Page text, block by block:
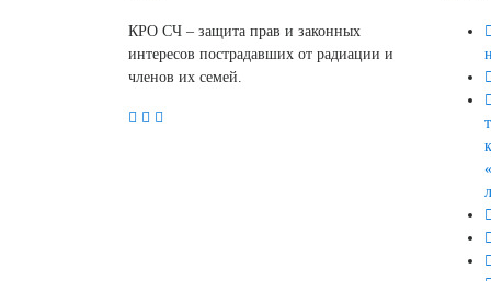
КРО СЧ – защита прав и законных
интересов пострадавших от радиации и
членов их семей.